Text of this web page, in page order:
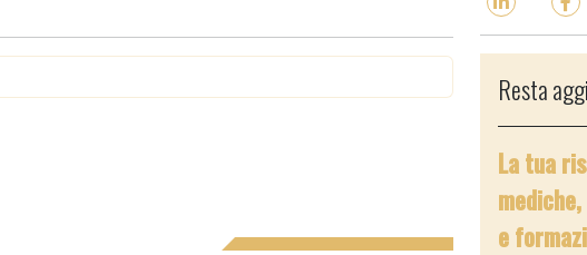
Resta
La tua
e